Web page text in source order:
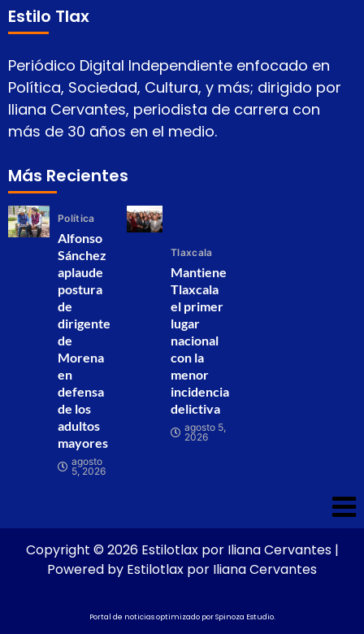
Estilo Tlax
Periódico Digital Independiente enfocado en
Política, Sociedad, Cultura, y más; dirigido por
Iliana Cervantes, periodista de carrera con
más de 30 años en el medio.
Más Recientes
Política
Alfonso
Sánchez
aplaude
postura
de
dirigente
de
Morena
en
defensa
de los
adultos
mayores
agosto
5, 2026
Tlaxcala
Mantiene
Tlaxcala
el primer
lugar
nacional
con la
menor
incidencia
delictiva
agosto 5,
2026
Copyright © 2026 Estilotlax por Iliana Cervantes |
Powered by Estilotlax por Iliana Cervantes
Portal de noticias optimizado porSpinoza Estudio.